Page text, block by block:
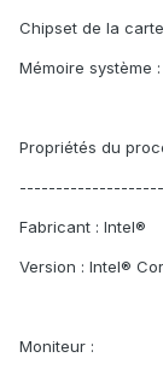
Chipset de la
Mémoire système :
Propriétés du
Fabricant : Intel®
Version : Intel®
Moniteur :